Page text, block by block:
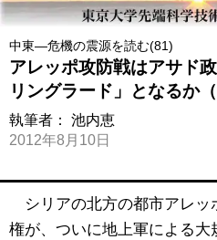
中東―危機の震源を読む(81)
アレッポ攻防戦はアサド
リングラード」となるか
執筆者： 池内恵
2012年8月10日
シリアの北方の都市アレッ
権が、ついに地上軍による